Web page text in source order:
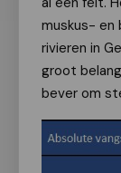
muskus- en
rivieren in
groot
bever om